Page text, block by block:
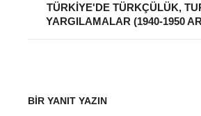
TÜRKIYE'DE TÜRKÇÜLÜK,
YARGILAMALAR (1940-1950
BIR YANIT YAZIN